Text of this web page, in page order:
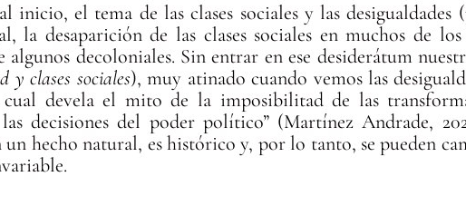
inicio, el tema de las clases sociales y las
la desaparición de las clases sociales en muchos de
algunos decoloniales. Sin entrar en ese desiderátum
y clases sociales), muy atinado cuando vemos las
cual devela el mito de la imposibilitad de las
las decisiones del poder político” (Martínez Andrade,
un hecho natural, es histórico y, por lo tanto, se pueden